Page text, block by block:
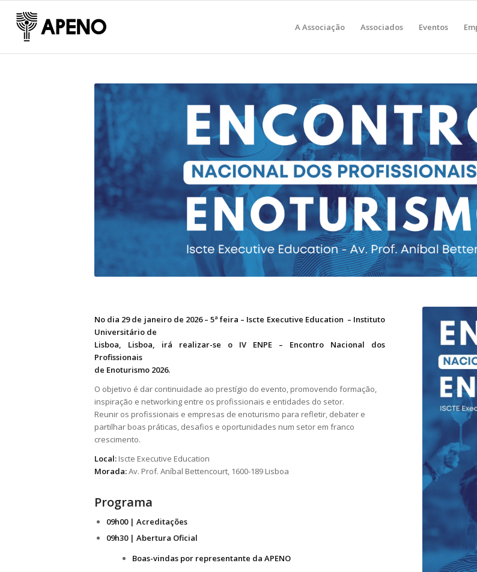
A Associação Associados Eventos
No dia 29 de janeiro de 2026 – 5ª feira – Iscte Executive Education – Instituto
Universitário de
Lisboa, Lisboa, irá realizar-se o IV ENPE – Encontro Nacional dos
Profissionais
de Enoturismo 2026.
O objetivo é dar continuidade ao prestígio do evento, promovendo formação,
inspiração e networking entre os profissionais e entidades do setor.
Reunir os profissionais e empresas de enoturismo para refletir, debater e
partilhar boas práticas, desafios e oportunidades num setor em franco
crescimento.
Local: Iscte Executive Education
Morada:Av. Prof. Aníbal Bettencourt, 1600-189 Lisboa
Programa
09h00 | Acreditações
09h30 | Abertura Oficial
Boas-vindas por representante da APENO